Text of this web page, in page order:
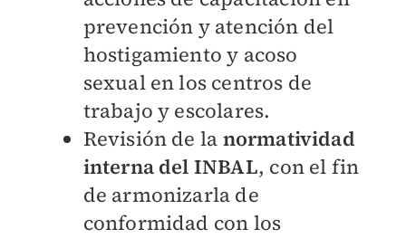
prevención y atención del
hostigamiento y acoso
sexual en los centros de
trabajo y escolares.
Revisión de la normatividad
interna del INBAL, con el fin
de armonizarla de
conformidad con los